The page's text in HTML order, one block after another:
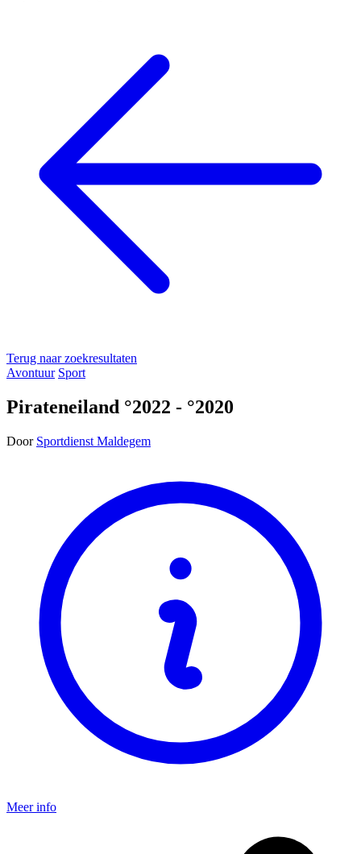
Terug naar zoekresultaten
Avontuur Sport
Pirateneiland °2022 - °2020
Door Sportdienst Maldegem
Meer info